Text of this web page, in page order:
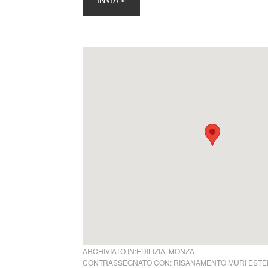
ARCHIVIATO IN:EDILIZIA MONZA
CONTRASSEGNATO CON: RISANAMENTO MURI